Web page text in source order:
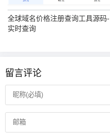
全球域名价格注册查询工具源码-
实时查询
留言评论